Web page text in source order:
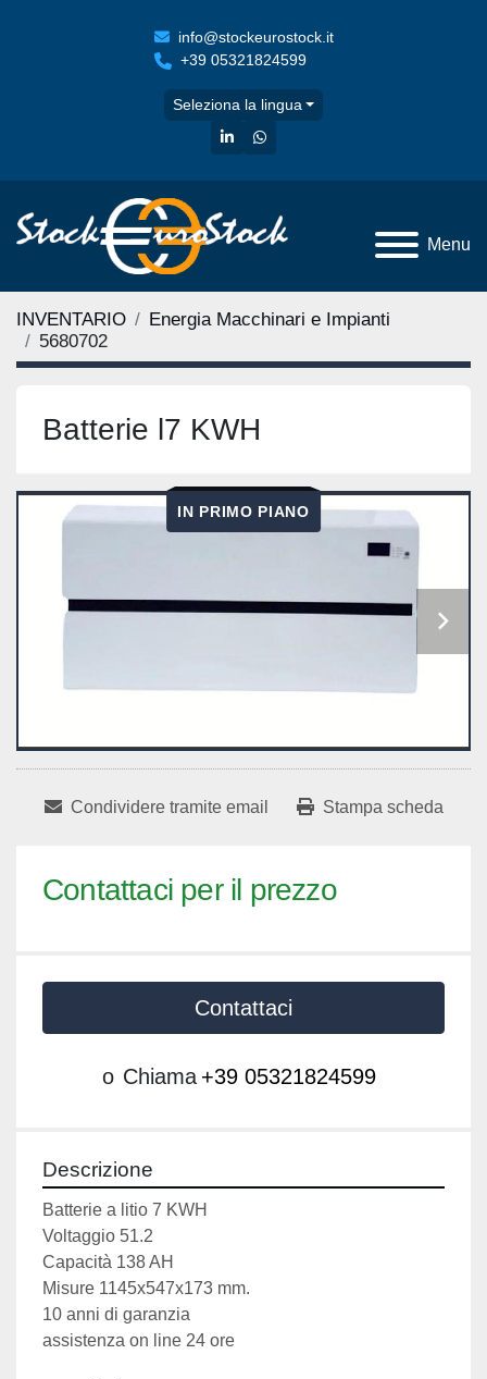
info@stockeurostock.it
+39 05321824599
Seleziona la lingua
linkedinwhatsapp
Menu
INVENTARIO
Energia Macchinari e Impianti
5680702
Batterie l7 KWH
IN PRIMO PIANO
Condividere tramite email Stampa scheda
Contattaci per il prezzo
Contattaci
o Chiama +39 05321824599
Descrizione
Batterie a litio 7 KWH
Voltaggio 51.2
Capacità 138 AH
Misure 1145x547x173 mm.
10 anni di garanzia
assistenza on line 24 ore